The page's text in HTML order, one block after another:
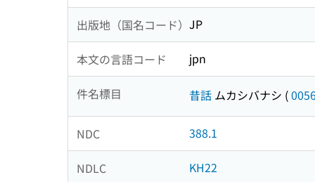
出版地（国名コード） JP
本文の言語コード jpn
件名標目 昔話 ムカシバナシ (
NDC 388.1
NDLC KH22